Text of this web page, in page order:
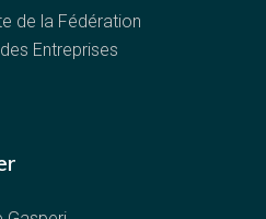
de la Fédération
Entreprises